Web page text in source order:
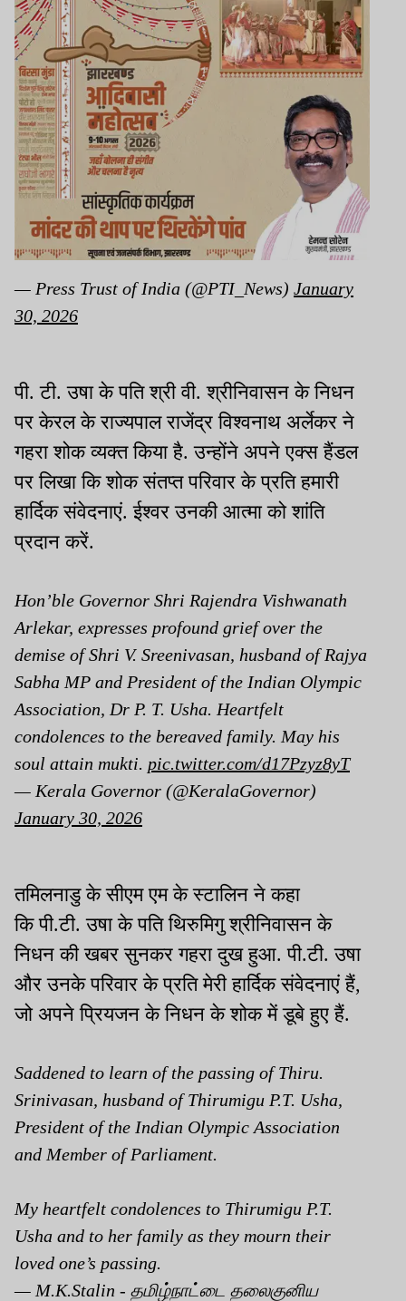
— Press Trust of India (@PTI_News) January
30, 2026
पी. टी. उषा के पति श्री वी. श्रीनिवासन के निधन
पर केरल के राज्यपाल राजेंद्र विश्वनाथ अर्लेकर ने
गहरा शोक व्यक्त किया है. उन्होंने अपने एक्स हैंडल
पर लिखा कि शोक संतप्त परिवार के प्रति हमारी
हार्दिक संवेदनाएं. ईश्वर उनकी आत्मा को शांति
प्रदान करें.
Hon’ble Governor Shri Rajendra Vishwanath
Arlekar, expresses profound grief over the
demise of Shri V. Sreenivasan, husband of Rajya
Sabha MP and President of the Indian Olympic
Association, Dr P. T. Usha. Heartfelt
condolences to the bereaved family. May his
soul attain mukti. pic.twitter.com/d17Pzyz8yT
— Kerala Governor (@KeralaGovernor)
January 30, 2026
तमिलनाडु के सीएम एम के स्टालिन ने कहा
कि पी.टी. उषा के पति थिरुमिगु श्रीनिवासन के
निधन की खबर सुनकर गहरा दुख हुआ. पी.टी. उषा
और उनके परिवार के प्रति मेरी हार्दिक संवेदनाएं हैं,
जो अपने प्रियजन के निधन के शोक में डूबे हुए हैं.
Saddened to learn of the passing of Thiru.
Srinivasan, husband of Thirumigu P.T. Usha,
President of the Indian Olympic Association
and Member of Parliament.
My heartfelt condolences to Thirumigu P.T.
Usha and to her family as they mourn their
loved one’s passing.
— M.K.Stalin - தமிழ்நாட்டை தலைகுனிய